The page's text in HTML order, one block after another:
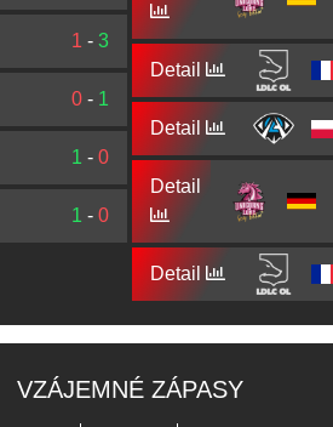
1 - 3
0 - 1
1 - 0
1 - 0
Detail
Detail
Detail
Detail
VZÁJEMNÉ ZÁPASY